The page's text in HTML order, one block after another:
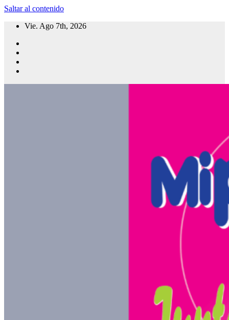
Saltar al contenido
Vie. Ago 7th, 2026